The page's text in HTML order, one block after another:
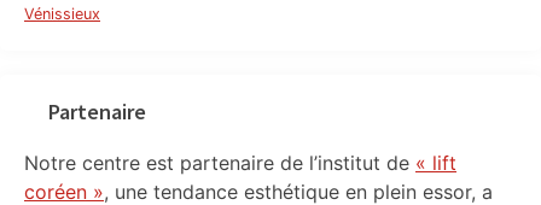
Vénissieux
Partenaire
Notre centre est partenaire de l’institut de « lift
coréen », une tendance esthétique en plein essor, a